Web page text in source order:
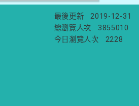
最後更新
2019-12-31
總瀏覽人次
3855010
今日瀏覽人次
2228